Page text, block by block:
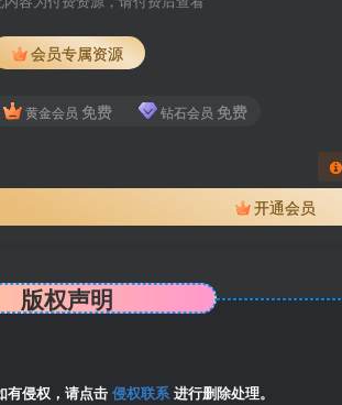
会员专属资源
黄金会员 免费 钻石会员 免费
开通会员
版权声明
有侵权，请点击 侵权联系 进行删除处理。